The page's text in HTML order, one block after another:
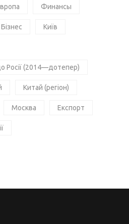
Финансы
Бізнес Київ
Росії (2014—дотепер)
Китай (регіон)
Москва Експорт